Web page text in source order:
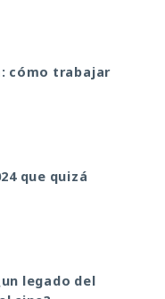
cómo trabajar
que quizá
legado del